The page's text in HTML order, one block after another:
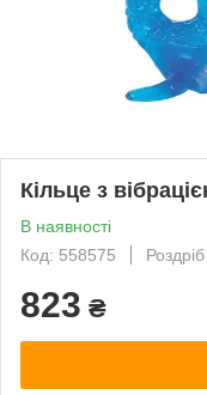
Кільце з
В наявності
Код: 558575
Роздріб
823 ₴